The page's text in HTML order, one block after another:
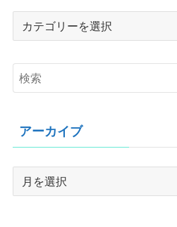
Category
アーカイブ